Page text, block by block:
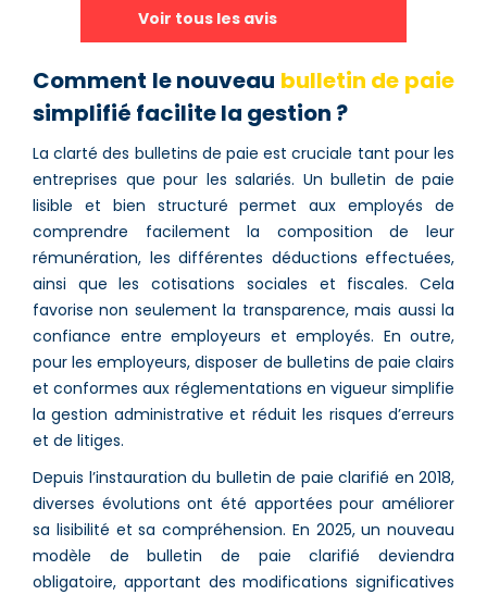
Voir tous les avis
Comment le nouveau bulletin de paie
simplifié facilite la gestion ?
La clarté des bulletins de paie est cruciale tant pour les
entreprises que pour les salariés. Un bulletin de paie
lisible et bien structuré permet aux employés de
comprendre facilement la composition de leur
rémunération, les différentes déductions effectuées,
ainsi que les cotisations sociales et fiscales. Cela
favorise non seulement la transparence, mais aussi la
confiance entre employeurs et employés. En outre,
pour les employeurs, disposer de bulletins de paie clairs
et conformes aux réglementations en vigueur simplifie
la gestion administrative et réduit les risques d’erreurs
et de litiges.
Depuis l’instauration du bulletin de paie clarifié en 2018,
diverses évolutions ont été apportées pour améliorer
sa lisibilité et sa compréhension. En 2025, un nouveau
modèle de bulletin de paie clarifié deviendra
obligatoire, apportant des modifications significatives